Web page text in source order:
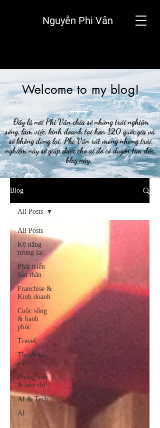
Nguyễn Phi Vân
Đây là nơi Phi Vân chia sẻ những trải nghiệm
sống, làm việc, kinh doanh tại hơn 120 quốc gia và
sẽ không dừng lại. Phi Vân rất mong những trải
nghiệm này sẽ giúp được cho ai đó có duyên tìm đến
blog này.
Welcome to my blog!
Blog
All Posts
Kỹ năng
tương lai
Phát triển
bản thân
Franchise &
Kinh doanh
Cuộc sống
& hạnh
phúc
Travel
Thơ & tản
văn
Phỏng vấn
& báo chí
AI & Tech
AI
All Posts